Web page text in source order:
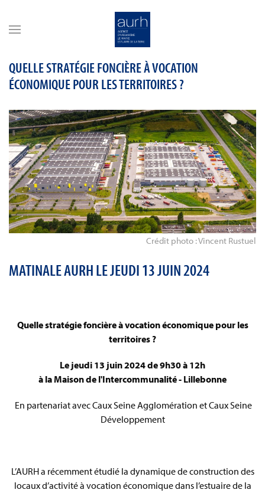
QUELLE STRATÉGIE FONCIÈRE À VOCATION
ÉCONOMIQUE POUR LES TERRITOIRES ?
Crédit photo : Vincent Rustuel
MATINALE AURH LE JEUDI 13 JUIN 2024
Quelle stratégie foncière à vocation économique pour les
territoires ?
Le jeudi 13 juin 2024 de 9h30 à 12h
à la Maison de l'Intercommunalité - Lillebonne
En partenariat avec Caux Seine Agglomération et Caux Seine
Développement
L’AURH a récemment étudié la dynamique de construction des
locaux d’activité à vocation économique dans l’estuaire de la